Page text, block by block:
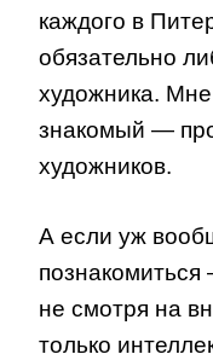
каждого в
обязательно
художника.
знакомый —
художников.
А если уж
не смотря на
только